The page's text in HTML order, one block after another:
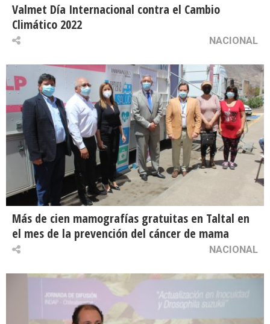
Valmet Día Internacional contra el Cambio
Climático 2022
NACIONAL
Más de cien mamografías gratuitas en Taltal en
el mes de la prevención del cáncer de mama
NACIONAL